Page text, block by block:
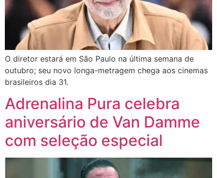
O diretor estará em São Paulo na última semana de
outubro; seu novo longa-metragem chega aos cinemas
brasileiros dia 31.
Adrenalina Pura celebra
aniversário de Van Damme
com seleção especial